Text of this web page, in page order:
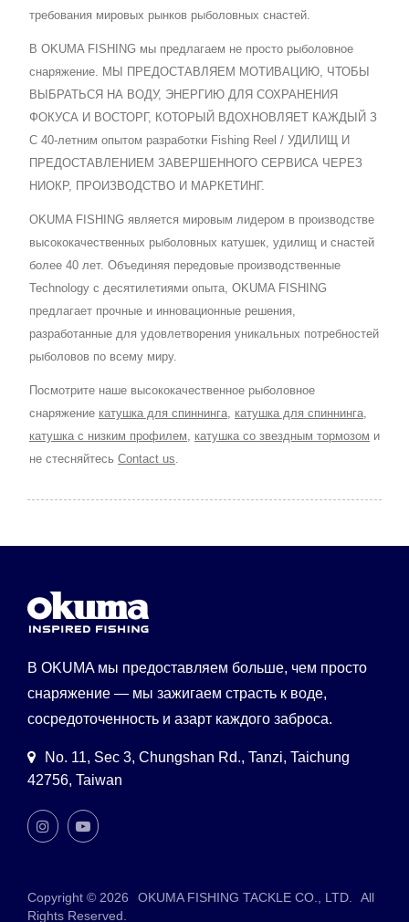
требования мировых рынков рыболовных снастей.
В OKUMA FISHING мы предлагаем не просто рыболовное
снаряжение. МЫ ПРЕДОСТАВЛЯЕМ МОТИВАЦИЮ, ЧТОБЫ
ВЫБРАТЬСЯ НА ВОДУ, ЭНЕРГИЮ ДЛЯ СОХРАНЕНИЯ
ФОКУСА И ВОСТОРГ, КОТОРЫЙ ВДОХНОВЛЯЕТ КАЖДЫЙ З
С 40-летним опытом разработки Fishing Reel / УДИЛИЩ И
ПРЕДОСТАВЛЕНИЕМ ЗАВЕРШЕННОГО СЕРВИСА ЧЕРЕЗ
НИОКР, ПРОИЗВОДСТВО И МАРКЕТИНГ.
OKUMA FISHING является мировым лидером в производстве
высококачественных рыболовных катушек, удилищ и снастей
более 40 лет. Объединяя передовые производственные
Technology с десятилетиями опыта, OKUMA FISHING
предлагает прочные и инновационные решения,
разработанные для удовлетворения уникальных потребностей
рыболовов по всему миру.
Посмотрите наше высококачественное рыболовное
снаряжение катушка для спиннинга катушка для спиннинга
катушка с низким профилем
катушка со звездным тормозом и
не стесняйтесь Contact us
В OKUMA мы предоставляем больше, чем просто
снаряжение — мы зажигаем страсть к воде,
сосредоточенность и азарт каждого заброса.
No. 11, Sec 3, Chungshan Rd., Tanzi, Taichung
42756, Taiwan
Copyright © 2026 OKUMA FISHING TACKLE CO., LTD.
All
Rights Reserved.